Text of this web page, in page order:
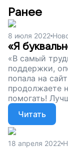
Ранее
8 июля 2022
«Я
«В самый
поддержки,
попала на
продолжаете
помогать!
фонда
вами их
мамам, мы с
расти в
Читать
18 апреля 2022